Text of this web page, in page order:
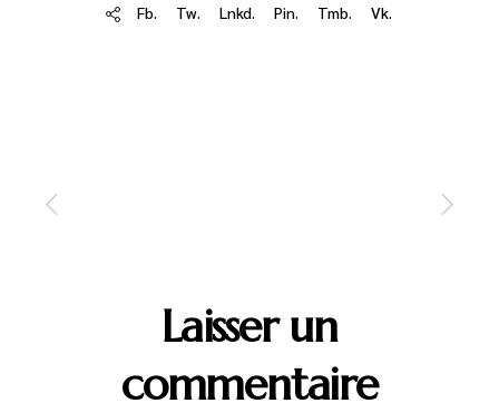
Fb. Tw. Lnkd. Pin. Tmb. Vk.
Laisser un
commentaire